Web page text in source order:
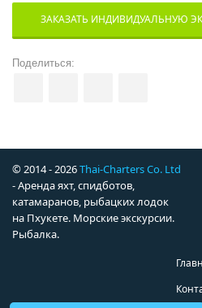
ЗАКАЗАТЬ ИНДИВИДУАЛЬНУЮ
Поделиться:
© 2014 - 2026Thai-Charters Co. Ltd
- Аренда яхт, спидботов,
катамаранов, рыбацких лодок
на Пхукете. Морские экскурсии.
Рыбалка.